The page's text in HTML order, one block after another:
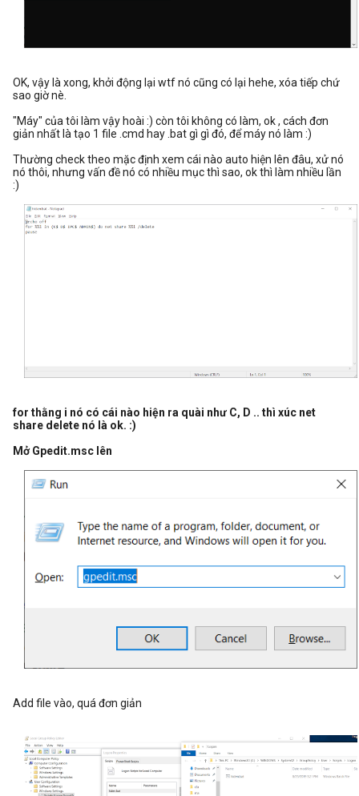
OK, vậy là xong, khởi động lại wtf nó cũng có lại hehe, xóa tiếp chứ
sao giờ nè.
"Máy" của tôi làm vậy hoài :) còn tôi không có làm, ok , cách đơn
giản nhất là tạo 1 file .cmd hay .bat gì gì đó, để máy nó làm :)
Thường check theo mặc định xem cái nào auto hiện lên đâu, xử nó
nó thôi, nhưng vấn đề nó có nhiều mục thì sao, ok thì làm nhiều lần
:)
for thằng i nó có cái nào hiện ra quài như C, D .. thì xúc net
share delete nó là ok. :)
Mở Gpedit.msc lên
Add file vào, quá đơn giản